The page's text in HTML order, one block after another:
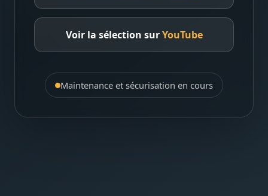
Voir la sélection surYouTube
Maintenance et sécurisation en cours